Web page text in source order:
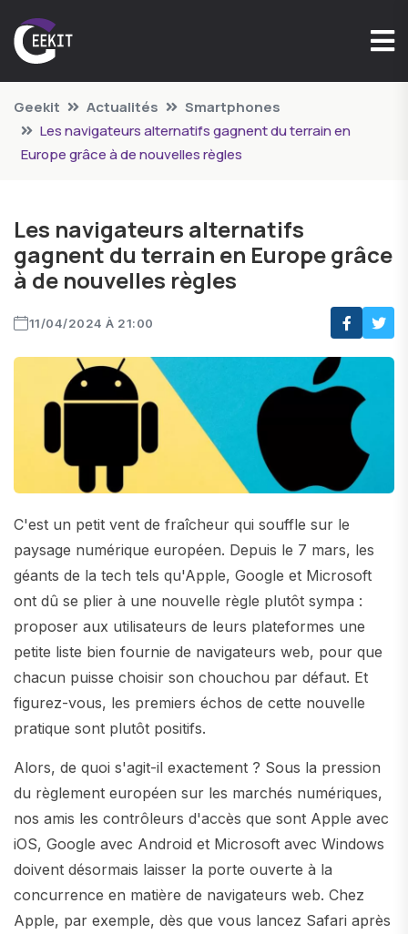
Geekit Actualités
Smartphones
Les navigateurs alternatifs gagnent du terrain en
Europe grâce à de nouvelles règles
Les navigateurs alternatifs
gagnent du terrain en Europe grâce
à de nouvelles règles
11/04/2024 À 21:00
C'est un petit vent de fraîcheur qui souffle sur le
paysage numérique européen. Depuis le 7 mars, les
géants de la tech tels qu'Apple, Google et Microsoft
ont dû se plier à une nouvelle règle plutôt sympa :
proposer aux utilisateurs de leurs plateformes une
petite liste bien fournie de navigateurs web, pour que
chacun puisse choisir son chouchou par défaut. Et
figurez-vous, les premiers échos de cette nouvelle
pratique sont plutôt positifs.
Alors, de quoi s'agit-il exactement ? Sous la pression
du règlement européen sur les marchés numériques,
nos amis les contrôleurs d'accès que sont Apple avec
iOS, Google avec Android et Microsoft avec Windows
doivent désormais laisser la porte ouverte à la
concurrence en matière de navigateurs web. Chez
Apple, par exemple, dès que vous lancez Safari après